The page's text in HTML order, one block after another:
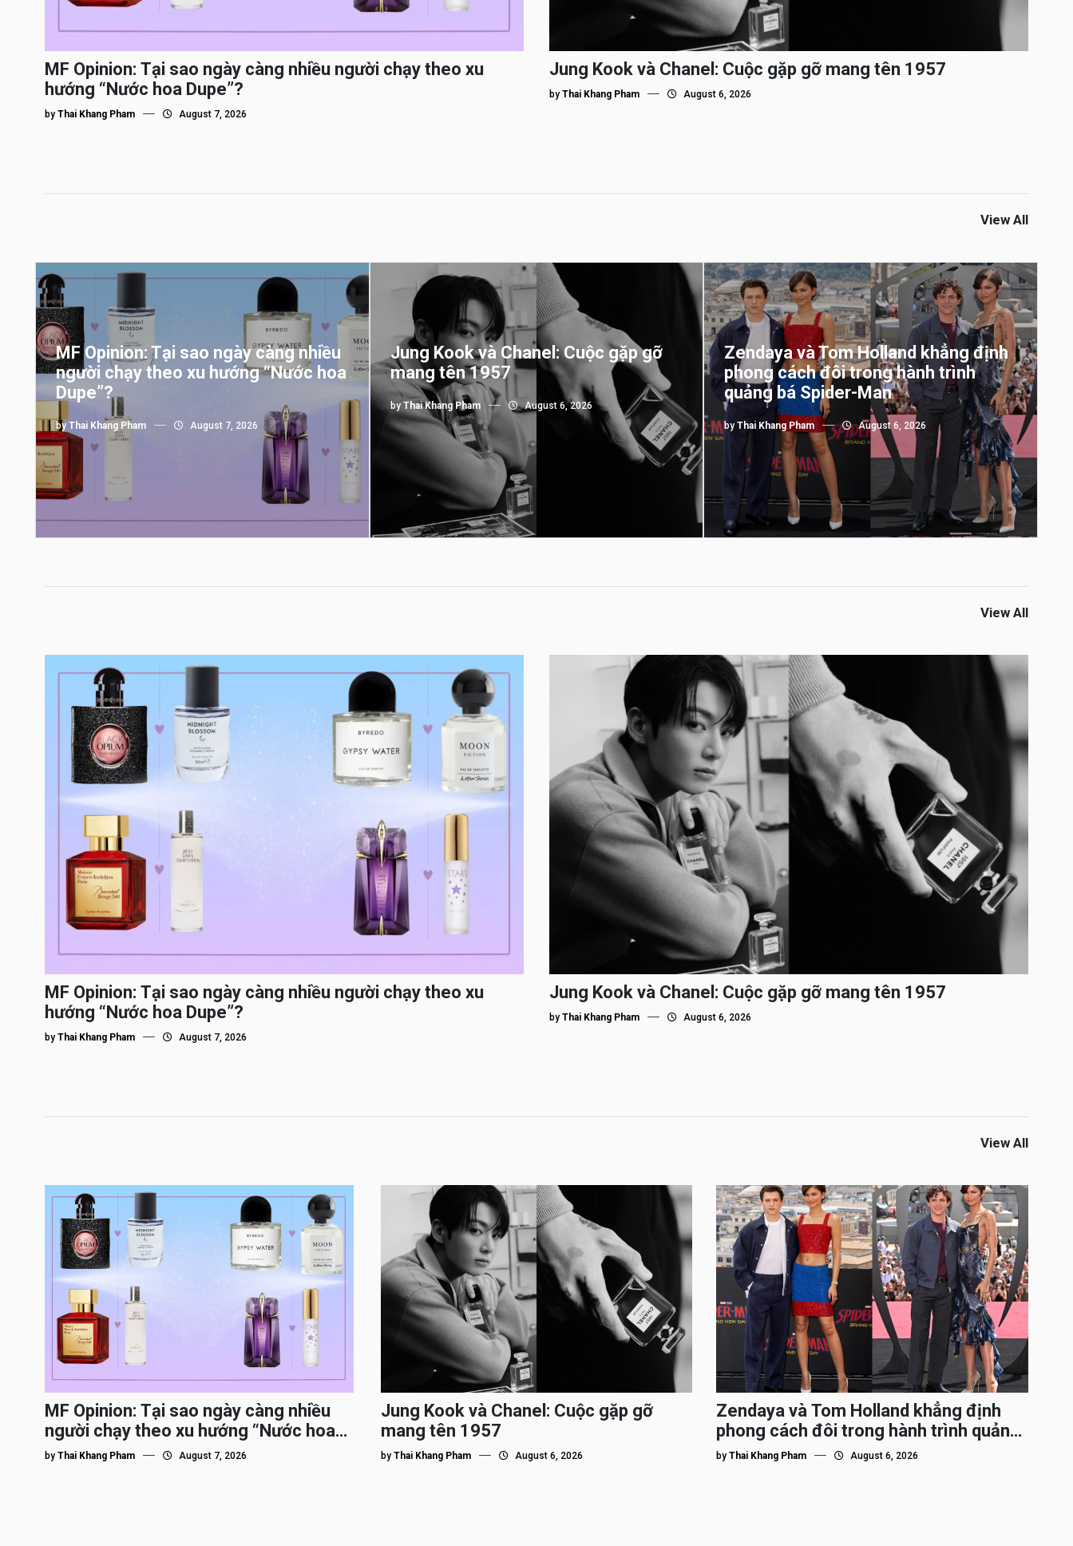
MF Opinion: Tại sao ngày càng nhiều người chạy theo xu
hướng “Nước hoa Dupe”?
by Thai Khang Pham August 7, 2026
Jung Kook và Chanel: Cuộc gặp gỡ mang tên 1957
by Thai Khang Pham August 6, 2026
View All
MF Opinion: Tại sao ngày càng nhiều
người chạy theo xu hướng “Nước hoa
Dupe”?
by Thai Khang Pham August 7, 2026
Jung Kook và Chanel: Cuộc gặp gỡ
mang tên 1957
by Thai Khang Pham August 6, 2026
Zendaya và Tom Holland khẳng định
phong cách đôi trong hành trình
quảng bá Spider-Man
byThai Khang Pham August 6, 2026
View All
MF Opinion: Tại sao ngày càng nhiều người chạy theo xu
hướng “Nước hoa Dupe”?
by Thai Khang Pham August 7, 2026
Jung Kook và Chanel: Cuộc gặp gỡ mang tên 1957
by Thai Khang Pham August 6, 2026
View All
MF Opinion: Tại sao ngày càng nhiều
người chạy theo xu hướng “Nước hoa
Dupe”?
by Thai Khang Pham August 7, 2026
Jung Kook và Chanel: Cuộc gặp gỡ
mang tên 1957
by Thai Khang Pham August 6, 2026
Zendaya và Tom Holland khẳng định
phong cách đôi trong hành trình quảng
bá Spider-Man
byThai Khang Pham August 6, 2026